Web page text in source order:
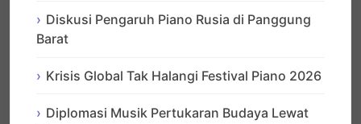
Diskusi Pengaruh Piano Rusia di Panggung
Barat
Krisis Global Tak Halangi Festival Piano 2026
Diplomasi Musik Pertukaran Budaya Lewat